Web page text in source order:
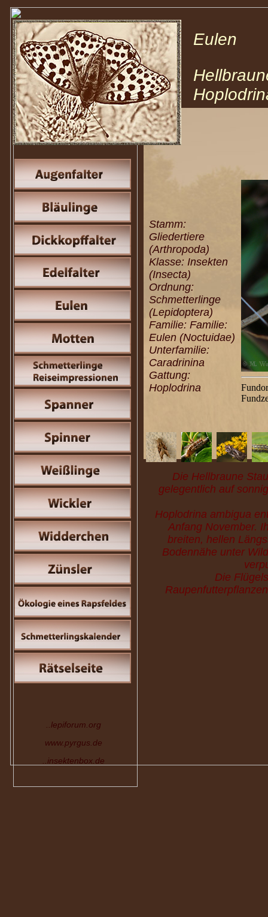
..lepiforum.org
www.pyrgus.de
..insektenbox.de
Eulen
Stamm:
Gliedertiere
(Arthropoda)
Klasse: Insekten
(Insecta)
Ordnung:
Schmetterlinge
(Lepidoptera)
Familie: Familie:
Eulen (Noctuidae)
Unterfamilie:
Caradrinina
Gattung:
Hoplodrina
Die Hellbraune
gelegentlich auf
Hoplodrina ambigua
Anfang November.
breiten, hellen
Bodennähe unter
Die